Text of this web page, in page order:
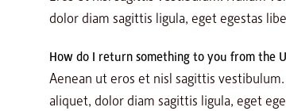
dolor diam sagittis ligula, eget egestas
How do I return something to you from the
Aenean ut eros et nisl sagittis
aliquet, dolor diam sagittis ligula, eget